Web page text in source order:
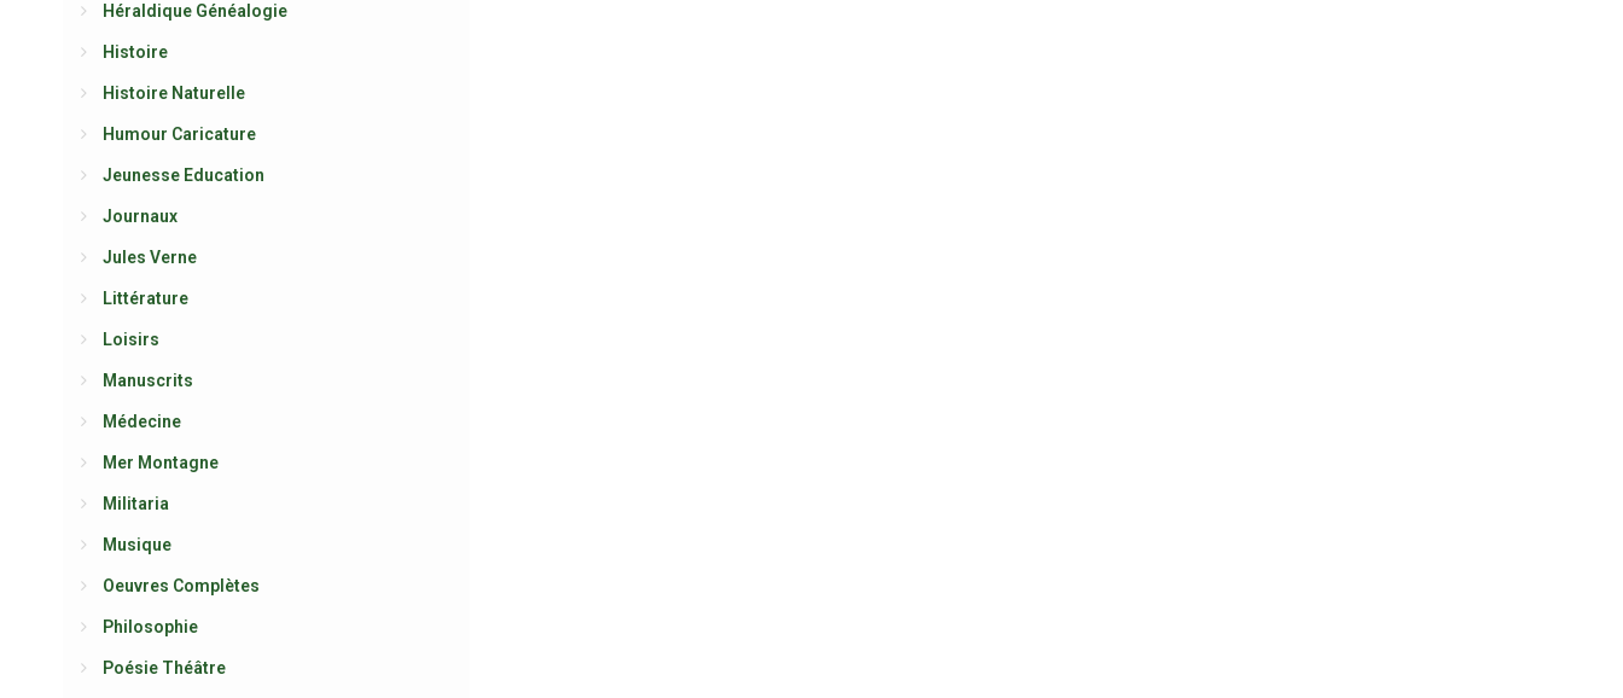
Héraldique Généalogie
Histoire
Histoire Naturelle
Humour Caricature
Jeunesse Education
Journaux
Jules Verne
Littérature
Loisirs
Manuscrits
Médecine
Mer Montagne
Militaria
Musique
Oeuvres Complètes
Philosophie
Poésie Théâtre